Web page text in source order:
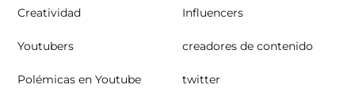
Creatividad Influencers
Youtubers creadores de contenido
Polémicas en Youtube twitter